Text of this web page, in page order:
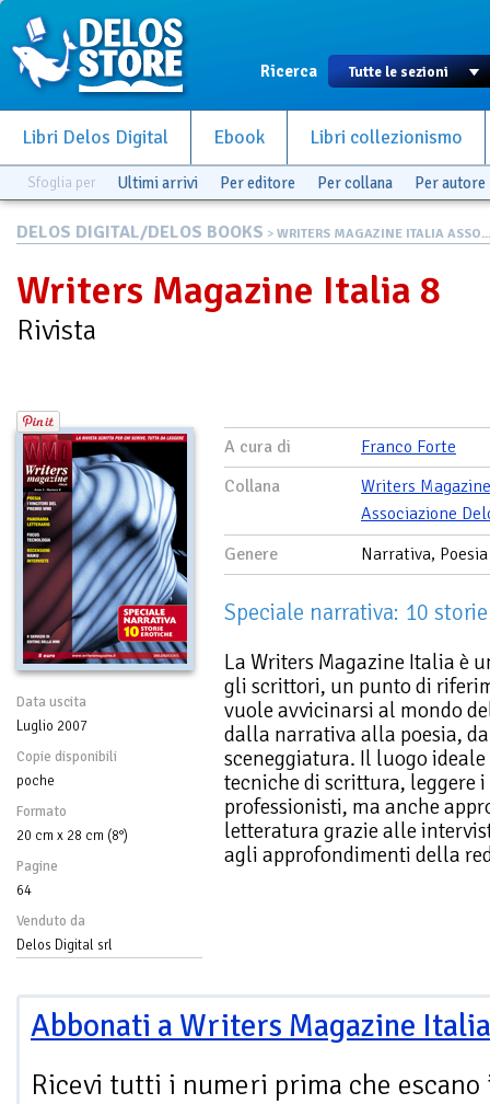
Ricerca
Libri Delos Digital Ebook Libri collezionismo
Sfoglia per Ultimi arrivi Per editore Per collana Per autore
DELOS DIGITAL/DELOS BOOKS > WRITERS MAGAZINE ITALIA ASSO...
Writers Magazine Italia 8
Rivista
Data uscita
Luglio 2007
Copie disponibili
poche
Formato
20 cm x 28 cm (8°)
Pagine
64
Venduto da
Delos Digital srl
A cura di
Franco Forte
Collana
Writers
Associazione
Genere
Narrativa, Poesia
Speciale narrativa: 10
La Writers Magazine Italia è
gli scrittori, un punto di
vuole avvicinarsi al mondo
dalla narrativa alla poesia,
sceneggiatura. Il luogo
tecniche di scrittura, leggere
professionisti, ma anche
letteratura grazie alle
agli approfondimenti della
Abbonati a Writers Magazine Italia
Ricevi tutti i numeri prima che escano